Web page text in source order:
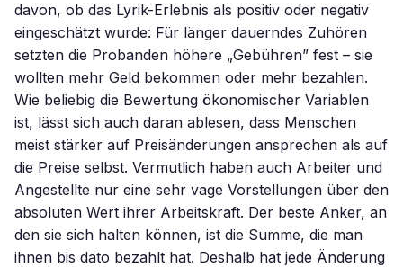
davon, ob das Lyrik-Erlebnis als positiv oder negativ
eingeschätzt wurde: Für länger dauerndes Zuhören
setzten die Probanden höhere „Gebühren” fest – sie
wollten mehr Geld bekommen oder mehr bezahlen.
Wie beliebig die Bewertung ökonomischer Variablen
ist, lässt sich auch daran ablesen, dass Menschen
meist stärker auf Preisänderungen ansprechen als auf
die Preise selbst. Vermutlich haben auch Arbeiter und
Angestellte nur eine sehr vage Vorstellungen über den
absoluten Wert ihrer Arbeitskraft. Der beste Anker, an
den sie sich halten können, ist die Summe, die man
ihnen bis dato bezahlt hat. Deshalb hat jede Änderung